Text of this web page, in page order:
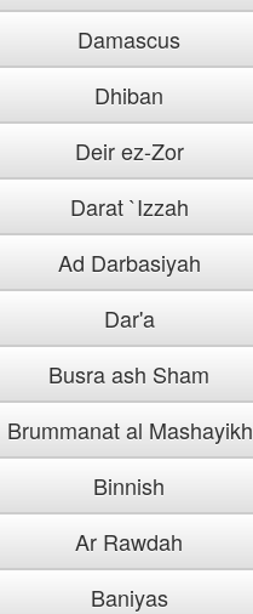
Damascus
Dhiban
Deir ez-Zor
Darat `Izzah
Ad Darbasiyah
Dar'a
Busra ash Sham
Brummanat al Mashayikh
Binnish
Ar Rawdah
Baniyas